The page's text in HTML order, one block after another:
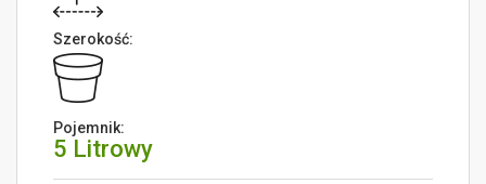
Szerokość:
Pojemnik:
5 Litrowy